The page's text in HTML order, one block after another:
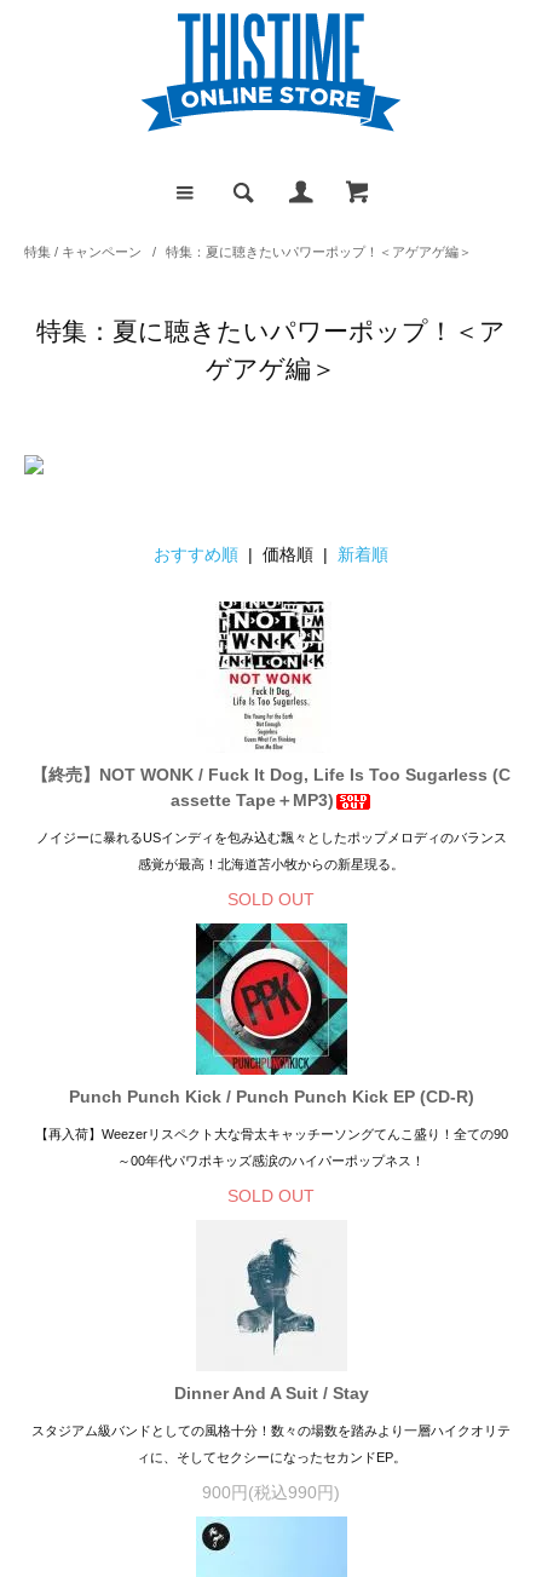
特集 / キャンペーン / 特集：夏に聴きたいパワーポップ！＜アゲアゲ編＞
特集：夏に聴きたいパワーポップ！＜ア
ゲアゲ編＞
おすすめ順 | 価格順 | 新着順
【終売】NOT WONK / Fuck It Dog, Life Is Too Sugarless (C
assette Tape＋MP3)
ノイジーに暴れるUSインディを包み込む飄々としたポップメロディのバランス
感覚が最高！北海道苫小牧からの新星現る。
SOLD OUT
Punch Punch Kick / Punch Punch Kick EP (CD-R)
【再入荷】Weezerリスペクト大な骨太キャッチーソングてんこ盛り！全ての90
～00年代パワポキッズ感涙のハイパーポップネス！
SOLD OUT
Dinner And A Suit / Stay
スタジアム級バンドとしての風格十分！数々の場数を踏みより一層ハイクオリテ
ィに、そしてセクシーになったセカンドEP。
900円(税込990円)